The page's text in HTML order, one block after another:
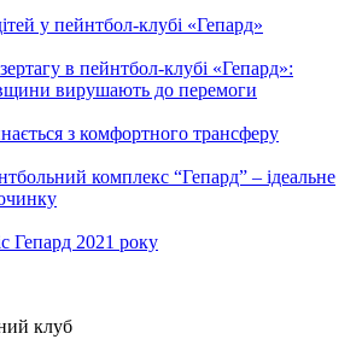
у пейнтбол-клубі «Гепард»
в пейнтбол-клубі «Гепард»:
вирушають до перемоги
з комфортного трансферу
комплекс “Гепард” – ідеальне
Гепард 2021 року
клуб